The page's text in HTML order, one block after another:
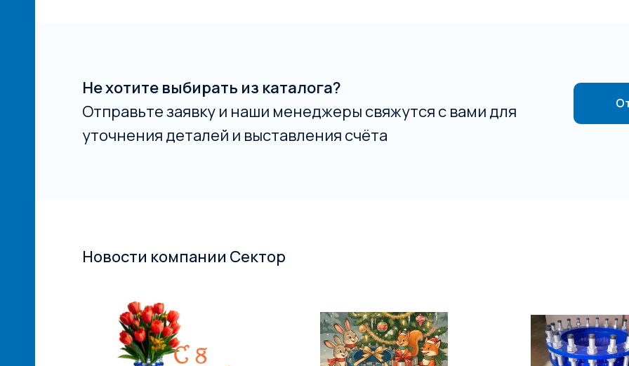
Не хотите выбирать из каталога?
Отправьте заявку и наши менеджеры свяжутся с вами для
уточнения деталей и выставления счёта
Новости компании Сектор